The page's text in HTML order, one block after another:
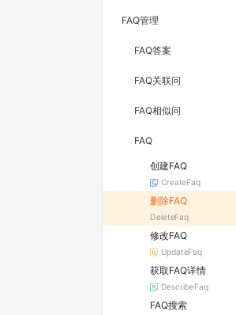
FAQ管理
FAQ答案
FAQ关联问
FAQ相似问
FAQ
创建FAQ
CreateFaq
删除FAQ
DeleteFaq
修改FAQ
UpdateFaq
获取FAQ详情
DescribeFaq
FAQ搜索